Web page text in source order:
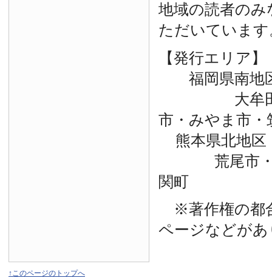
地域の読者の
ただいています
【発行エリア】
福岡県南地
大牟田市
市・みやま市・
熊本県北地区
荒尾市・玉
関町
※著作権の都
ページなどが
↑このページのトップへ